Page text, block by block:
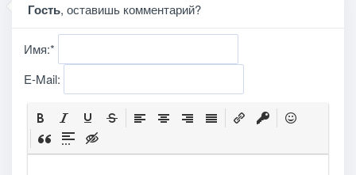
Гость, оставишь комментарий?
Имя:*
E-Mail: